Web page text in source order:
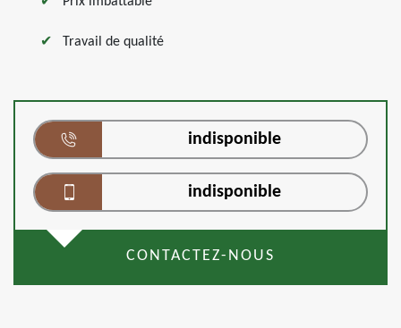
Travail de qualité
indisponible
indisponible
CONTACTEZ-NOUS